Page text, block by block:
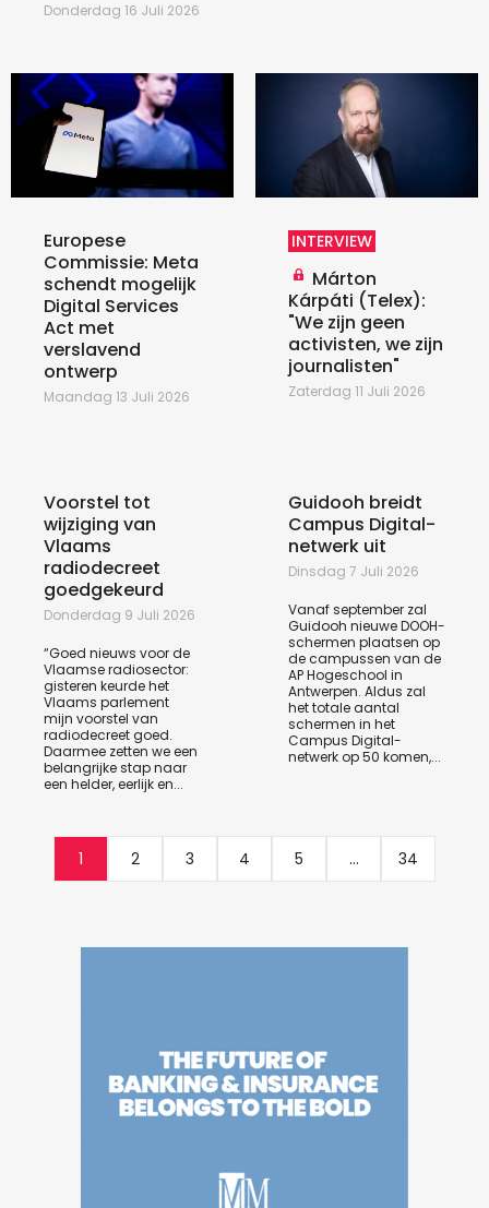
Donderdag 16 Juli 2026
Europese
Commissie: Meta
schendt mogelijk
Digital Services
Act met
verslavend
ontwerp
Maandag 13 Juli 2026
INTERVIEW
Márton
Kárpáti (Telex):
"We zijn geen
activisten, we zijn
journalisten"
Zaterdag 11 Juli 2026
Voorstel tot
wijziging van
Vlaams
radiodecreet
goedgekeurd
Donderdag 9 Juli 2026
“Goed nieuws voor de
Vlaamse radiosector:
gisteren keurde het
Vlaams parlement
mijn voorstel van
radiodecreet goed.
Daarmee zetten we een
belangrijke stap naar
een helder, eerlijk en...
Guidooh breidt
Campus Digital-
netwerk uit
Dinsdag 7 Juli 2026
Vanaf september zal
Guidooh nieuwe DOOH-
schermen plaatsen op
de campussen van de
AP Hogeschool in
Antwerpen. Aldus zal
het totale aantal
schermen in het
Campus Digital-
netwerk op 50 komen,...
1 2 3 4 5 ... 34